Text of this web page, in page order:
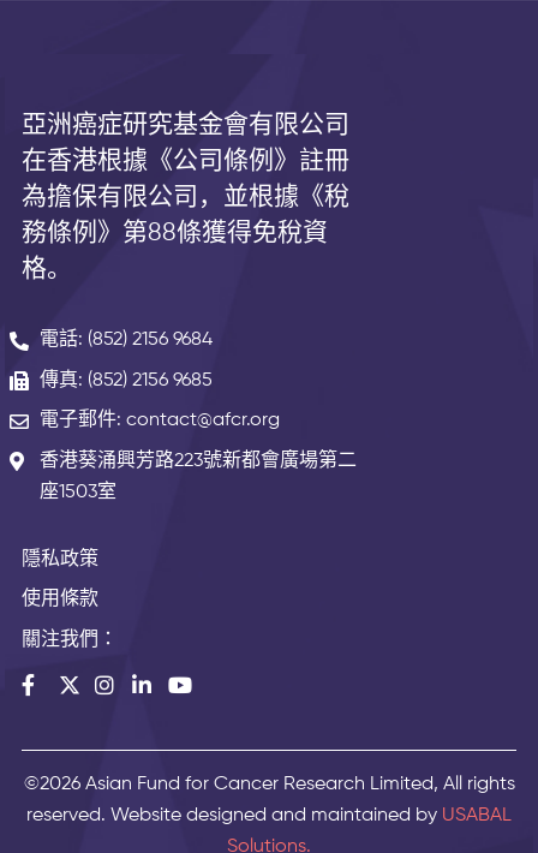
亞洲癌症研究基金會有限公司
在香港根據《公司條例》註冊
為擔保有限公司，並根據《稅
務條例》第88條獲得免稅資
格。
電話: (852) 2156 9684
傳真: (852) 2156 9685
電子郵件: contact@afcr.org
香港葵涌興芳路223號新都會廣場第二
座1503室
隱私政策
使用條款
關注我們：
©2026 Asian Fund for Cancer Research Limited, All rights
reserved. Website designed and maintained by USABAL
Solutions.